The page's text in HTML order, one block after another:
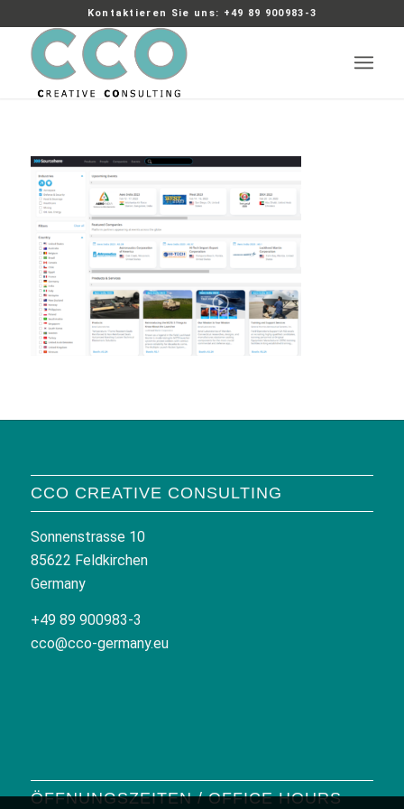
Kontaktieren Sie uns: +49 89 900983-3
CCO CREATIVE CONSULTING
Sonnenstrasse 10
85622 Feldkirchen
Germany
+49 89 900983-3
cco@cco-germany.eu
ÖFFNUNGSZEITEN / OFFICE HOURS